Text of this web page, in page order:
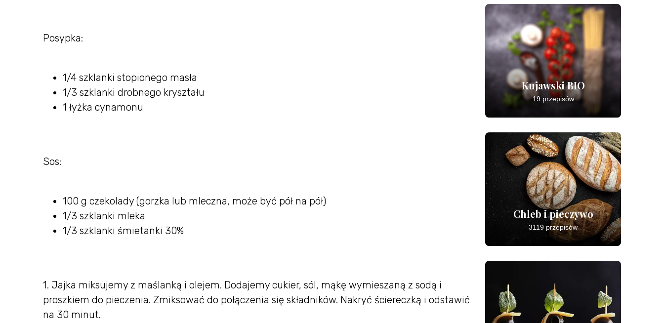
Posypka:
1/4 szklanki stopionego masła
1/3 szklanki drobnego kryształu
1 łyżka cynamonu
Sos:
100 g czekolady (gorzka lub mleczna, może być pół na pół)
1/3 szklanki mleka
1/3 szklanki śmietanki 30%
1. Jajka miksujemy z maślanką i olejem. Dodajemy cukier, sól, mąkę wymieszaną z sodą i
proszkiem do pieczenia. Zmiksować do połączenia się składników. Nakryć ściereczką i odstawić
na 30 minut.
Kujawski BIO
19 przepisów
Chleb i pieczywo
3119 przepisów